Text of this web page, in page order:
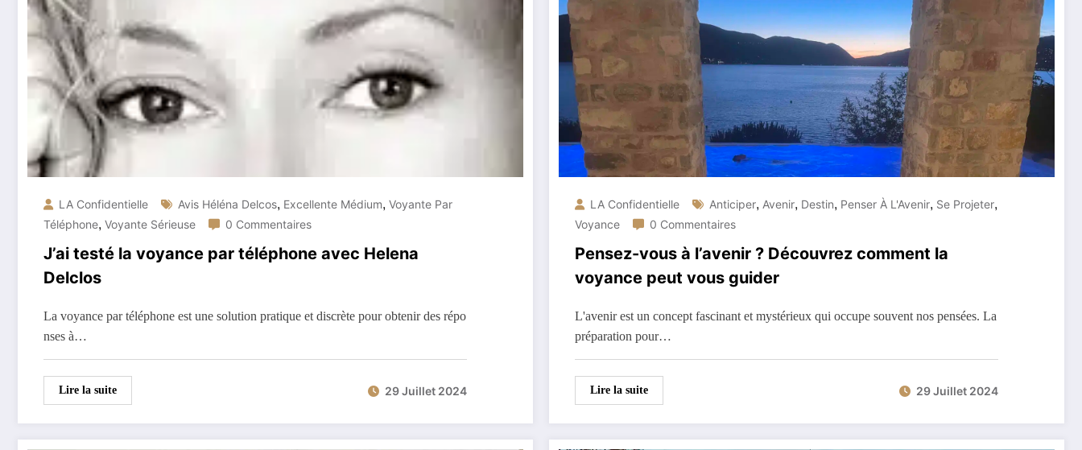
LA Confidentielle Avis Héléna Delcos, Excellente Médium, Voyante Par
Téléphone, Voyante Sérieuse 0 Commentaires
J’ai testé la voyance par téléphone avec Helena
Delclos
La voyance par téléphone est une solution pratique et discrète pour obtenir des répo
nses à…
Lire la suite 29 Juillet 2024
LA Confidentielle Anticiper, Avenir, Destin, Penser À L'Avenir, Se Projeter,
Voyance 0 Commentaires
Pensez-vous à l’avenir ? Découvrez comment la
voyance peut vous guider
L'avenir est un concept fascinant et mystérieux qui occupe souvent nos pensées. La
préparation pour…
Lire la suite 29 Juillet 2024